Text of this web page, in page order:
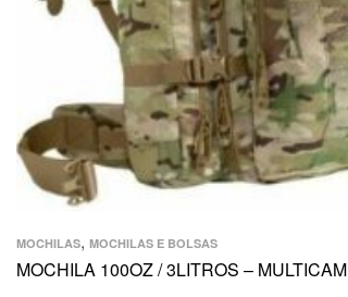
MOCHILAS, MOCHILAS E BOLSAS
MOCHILA 100OZ / 3LITROS – MULTICAM